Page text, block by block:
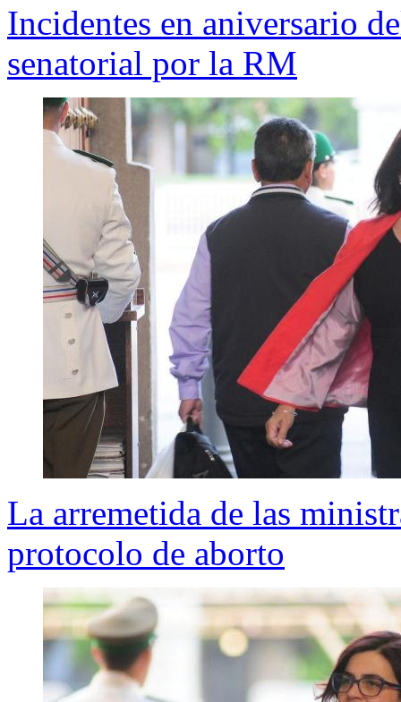
Incidentes en aniversario
senatorial por la RM
La arremetida de las
protocolo de aborto